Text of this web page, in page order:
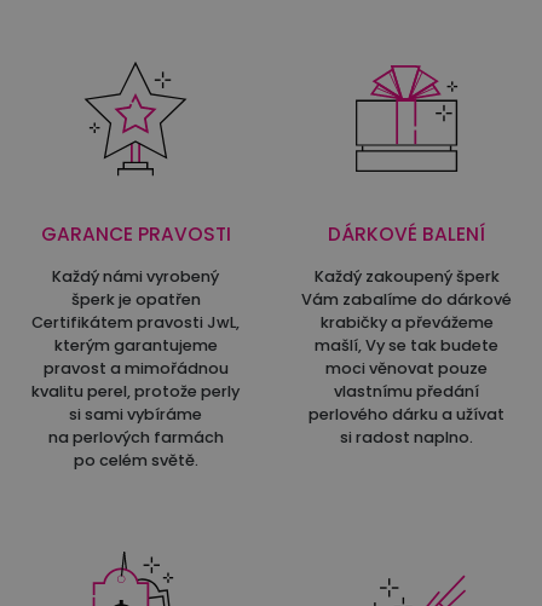
GARANCE PRAVOSTI
Každý námi vyrobený
šperk je opatřen
Certifikátem pravosti JwL,
kterým garantujeme
pravost a mimořádnou
kvalitu perel, protože perly
si sami vybíráme
na perlových farmách
po celém světě.
DÁRKOVÉ BALENÍ
Každý zakoupený šperk
Vám zabalíme do dárkové
krabičky a převážeme
mašlí, Vy se tak budete
moci věnovat pouze
vlastnímu předání
perlového dárku a užívat
si radost naplno.